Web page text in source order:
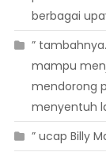
berbagai
”
mampu
mendorong
menyentuh
” ucap Billy